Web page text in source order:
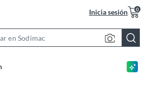
Inicia sesión 0